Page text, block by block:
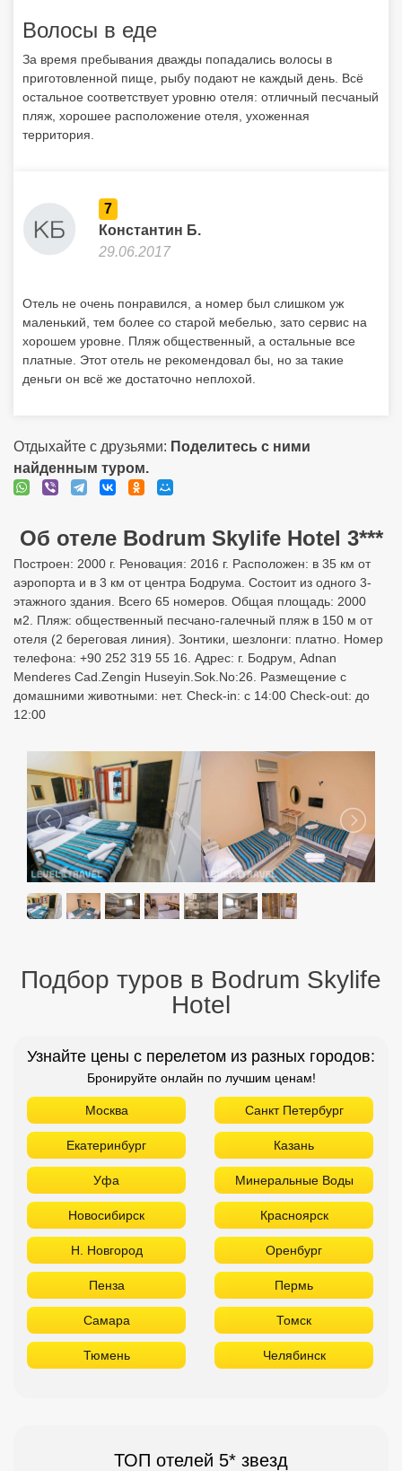
Волосы в еде
За время пребывания дважды попадались волосы в
приготовленной пище, рыбу подают не каждый день. Всё
остальное соответствует уровню отеля: отличный песчаный
пляж, хорошее расположение отеля, ухоженная
территория.
7
Константин Б.
29.06.2017
Отель не очень понравился, а номер был слишком уж
маленький, тем более со старой мебелью, зато сервис на
хорошем уровне. Пляж общественный, а остальные все
платные. Этот отель не рекомендовал бы, но за такие
деньги он всё же достаточно неплохой.
Отдыхайте с друзьями: Поделитесь с ними
найденным туром.
Об отеле Bodrum Skylife Hotel 3***
Построен: 2000 г. Реновация: 2016 г. Расположен: в 35 км от
аэропорта и в 3 км от центра Бодрума. Состоит из одного 3-
этажного здания. Всего 65 номеров. Общая площадь: 2000
м2. Пляж: общественный песчано-галечный пляж в 150 м от
отеля (2 береговая линия). Зонтики, шезлонги: платно. Номер
телефона: +90 252 319 55 16. Адрес: г. Бодрум, Adnan
Menderes Cad.Zengin Huseyin.Sok.No:26. Размещение с
домашними животными: нет. Check-in: с 14:00 Check-out: до
12:00
Подбор туров в Bodrum Skylife
Hotel
Узнайте цены с перелетом из разных городов:
Бронируйте онлайн по лучшим ценам!
Москва Санкт Петербург
Екатеринбург Казань
Уфа Минеральные Воды
Новосибирск Красноярск
Н. Новгород Оренбург
Пенза Пермь
Самара Томск
Тюмень Челябинск
ТОП отелей 5* звезд